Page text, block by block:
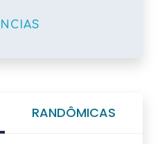
RANDÔMICAS